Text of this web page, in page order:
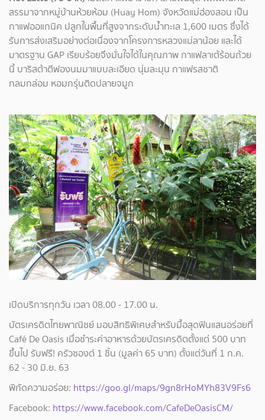
สรรมาจากหมู่บ้านห้วยห้อม (Huay Hom) จังหวัดแม่ฮ่องสอน เป็น
กาแฟออแกนิค ปลูกในพื้นที่สูงจากระดับน้ำทะเล 1,600 เมตร ซึ่งได้
รับการส่งเสริมอย่างต่อเนื่องจากโครงการหลวงแม่ลาน้อย และได้
มาตรฐาน GAP เรียบร้อยจึงมั่นใจได้ในคุณภาพ กาแฟลาเต้ร้อนถ้วย
นี้ บาริสต้าตีฟองนมมาแบบละเอียด นุ่มละมุน กาแฟรสชาติ
กลมกล่อม หอมกรุ่นติดปลายจมูก
เปิดบริการทุกวัน เวลา 08.00 - 17.00 น.
บัตรเครดิตไทยพาณิชย์ มอบสิทธิพิเศษสำหรับมื้อสุดฟินแสนอร่อยที่
Café De Oasis เมื่อชำระค่าอาหารด้วยบัตรเครดิตตั้งแต่ 500 บาท
ขึ้นไป รับฟรี! ครัวซองต์ 1 ชิ้น (มูลค่า 65 บาท) ตั้งแต่วันที่ 1 ก.ค.
62 - 30 มิ.ย. 63
พิกัดความอร่อย: https://goo.gl/maps/9gn8rHoMYh83V9Fs6
Facebook: https://www.facebook.com/CafeDeOasisCM/